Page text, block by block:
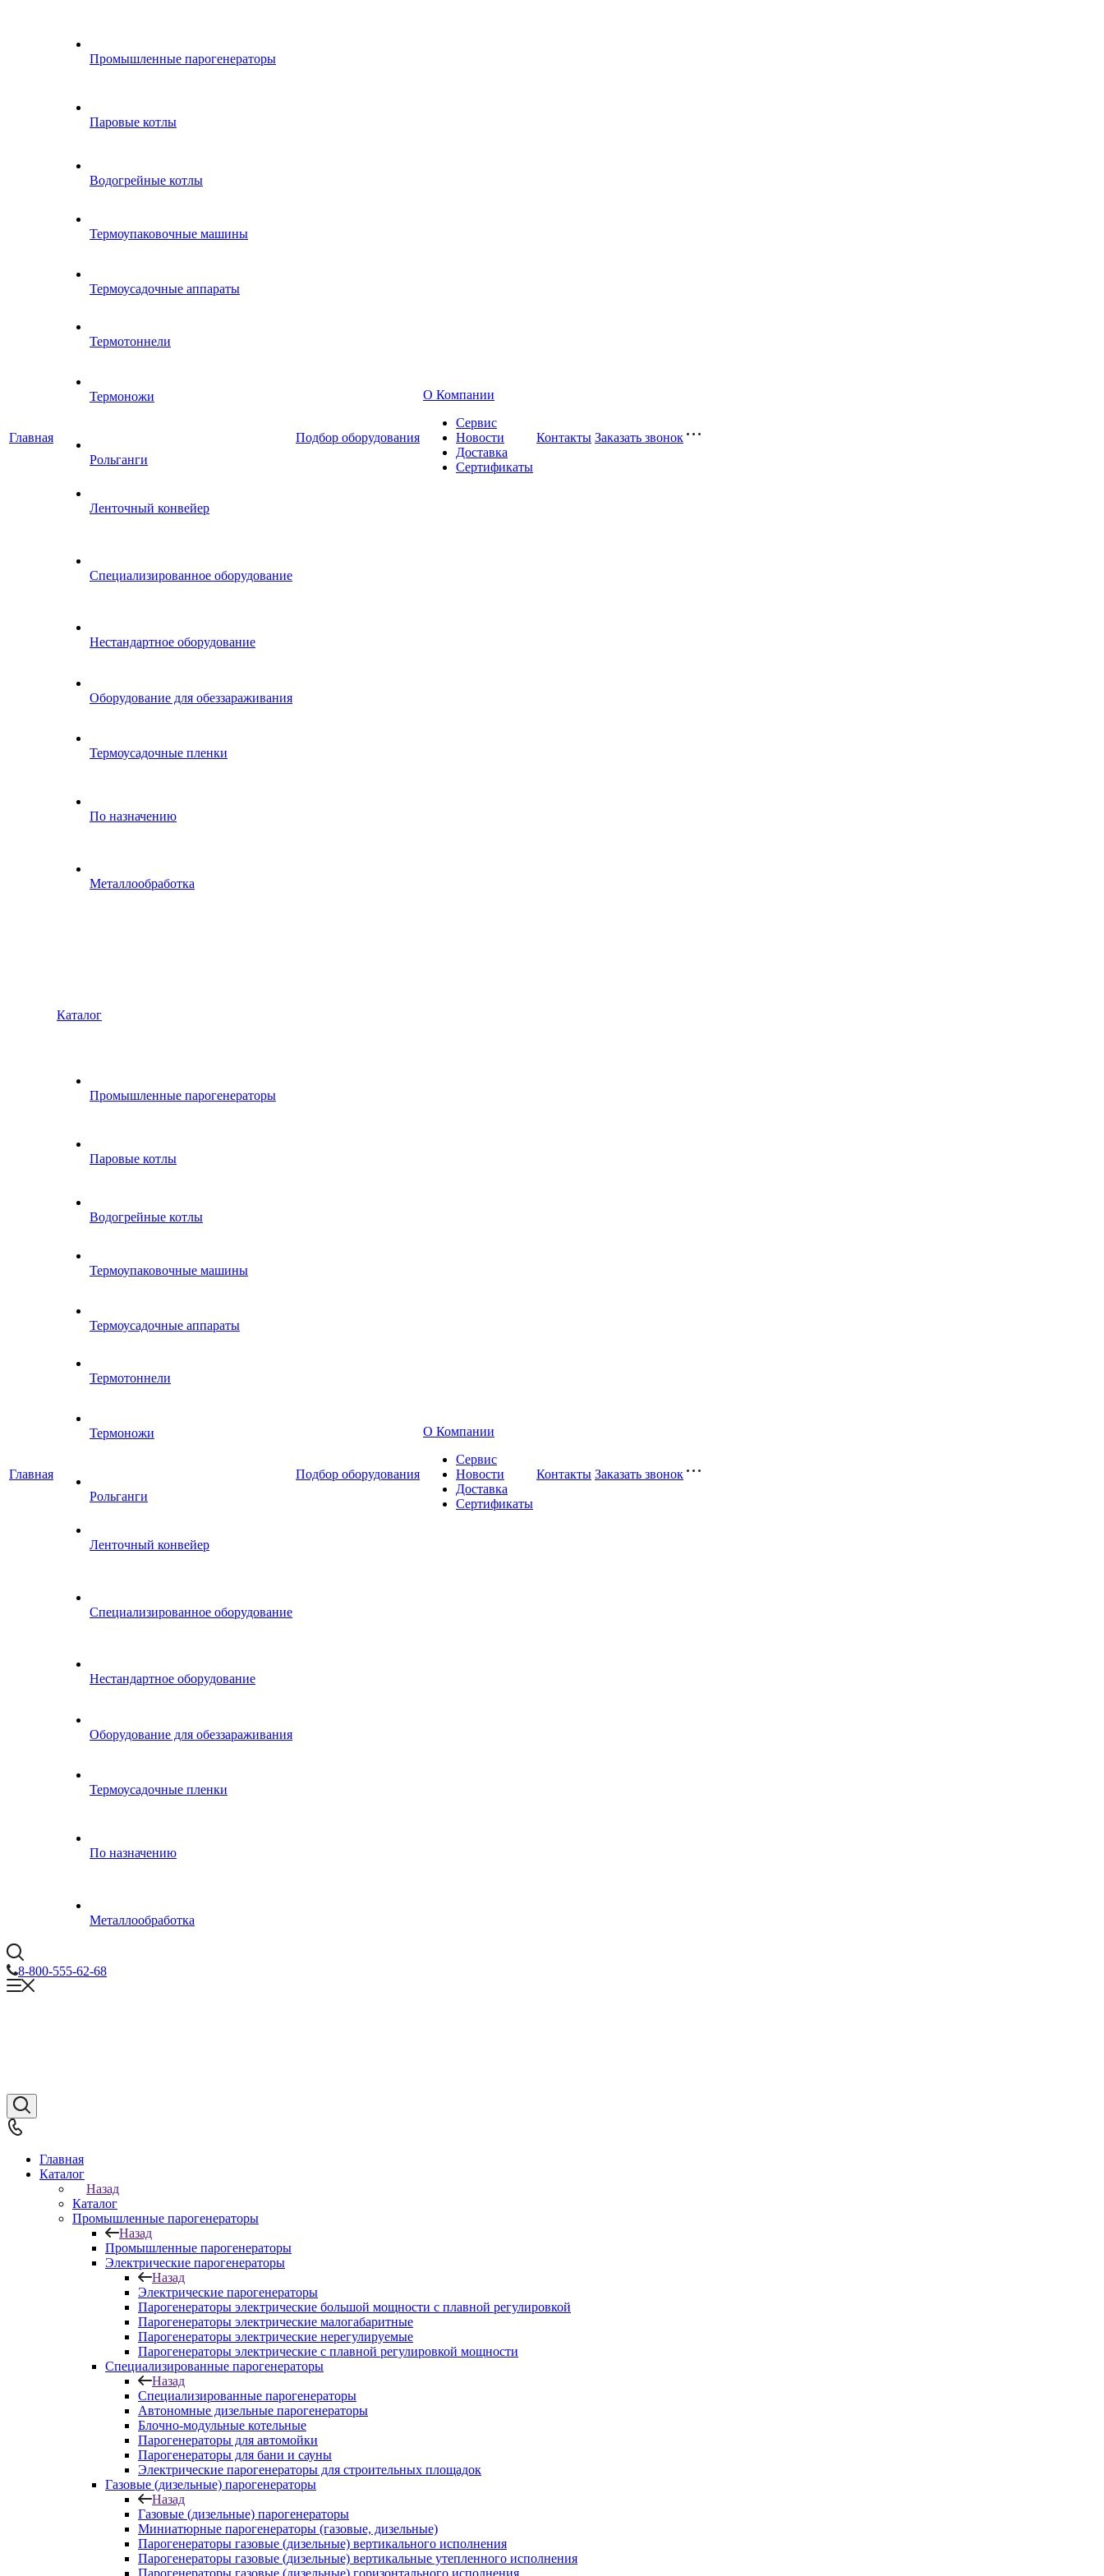
Главная
Промышленные парогенераторы
Паровые котлы
Водогрейные котлы
Термоупаковочные машины
Термоусадочные аппараты
Термотоннели
Термоножи
Рольганги
Ленточный конвейер
Специализированное оборудование
Нестандартное оборудование
Оборудование для обеззараживания
Термоусадочные пленки
По назначению
Металлообработка
Подбор оборудования
О Компании
Сервис
Новости
Доставка
Сертификаты
Контакты Заказать звонок
Главная
Каталог
Промышленные парогенераторы
Паровые котлы
Водогрейные котлы
Термоупаковочные машины
Термоусадочные аппараты
Термотоннели
Термоножи
Рольганги
Ленточный конвейер
Специализированное оборудование
Нестандартное оборудование
Оборудование для обеззараживания
Термоусадочные пленки
По назначению
Металлообработка
Подбор оборудования
О Компании
Сервис
Новости
Доставка
Сертификаты
Контакты Заказать звонок
8-800-555-62-68
Главная
Каталог
Назад
Каталог
Промышленные парогенераторы
Назад
Промышленные парогенераторы
Электрические парогенераторы
Назад
Электрические парогенераторы
Парогенераторы электрические большой мощности с плавной регулировкой
Парогенераторы электрические малогабаритные
Парогенераторы электрические нерегулируемые
Парогенераторы электрические с плавной регулировкой мощности
Специализированные парогенераторы
Назад
Специализированные парогенераторы
Автономные дизельные парогенераторы
Блочно-модульные котельные
Парогенераторы для автомойки
Парогенераторы для бани и сауны
Электрические парогенераторы для строительных площадок
Газовые (дизельные) парогенераторы
Назад
Газовые (дизельные) парогенераторы
Миниатюрные парогенераторы (газовые, дизельные)
Парогенераторы газовые (дизельные) вертикального исполнения
Парогенераторы газовые (дизельные) вертикальные утепленного исполнения
Парогенераторы газовые (дизельные) горизонтального исполнения